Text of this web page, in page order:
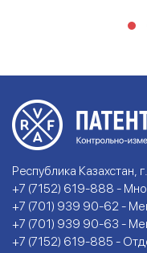
Республика Казахстан,
+7 (7152) 619-888 -
+7 (701) 939 90-62 -
+7 (701) 939 90-63 -
+7 (7152) 619-885 -